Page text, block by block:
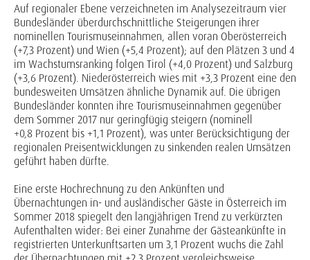
Auf regionaler Ebene verzeichneten im Analysezeitraum vier
Bundesländer überdurchschnittliche Steigerungen ihrer
nominellen Tourismuseinnahmen, allen voran Oberösterreich
(+7,3 Prozent) und Wien (+5,4 Prozent); auf den Plätzen 3 und 4
im Wachstumsranking folgen Tirol (+4,0 Prozent) und Salzburg
(+3,6 Prozent). Niederösterreich wies mit +3,3 Prozent eine den
bundesweiten Umsätzen ähnliche Dynamik auf. Die übrigen
Bundesländer konnten ihre Tourismuseinnahmen gegenüber
dem Sommer 2017 nur geringfügig steigern (nominell
+0,8 Prozent bis +1,1 Prozent), was unter Berücksichtigung der
regionalen Preisentwicklungen zu sinkenden realen Umsätzen
geführt haben dürfte.
Eine erste Hochrechnung zu den Ankünften und
Übernachtungen in- und ausländischer Gäste in Österreich im
Sommer 2018 spiegelt den langjährigen Trend zu verkürzten
Aufenthalten wider: Bei einer Zunahme der Gästeankünfte in
registrierten Unterkunftsarten um 3,1 Prozent wuchs die Zahl